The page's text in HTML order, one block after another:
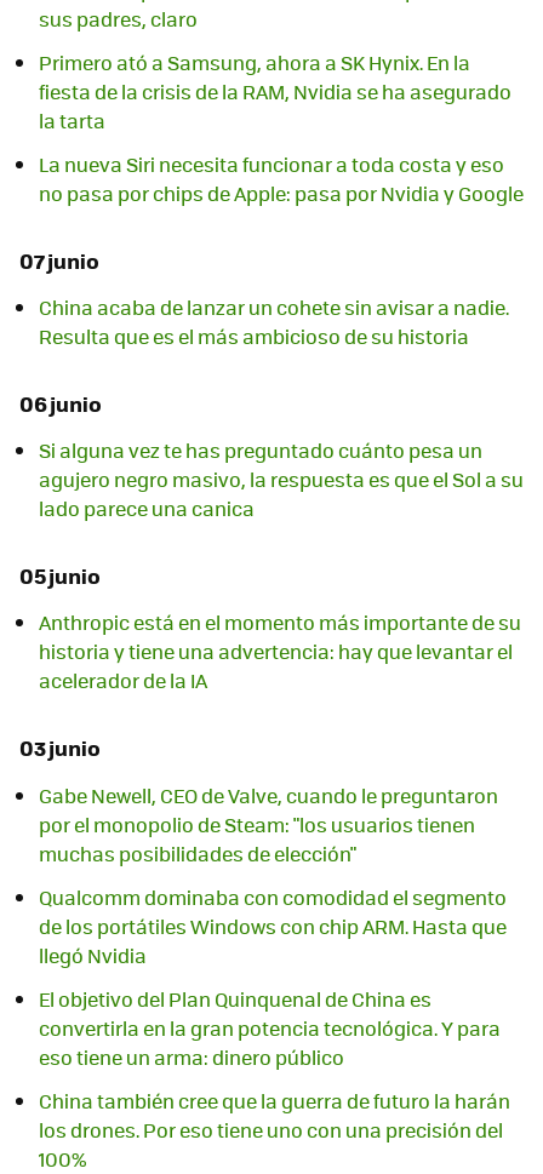
sus padres, claro
Primero ató a Samsung, ahora a SK Hynix. En la
fiesta de la crisis de la RAM, Nvidia se ha asegurado
la tarta
La nueva Siri necesita funcionar a toda costa y eso
no pasa por chips de Apple: pasa por Nvidia y Google
07 junio
China acaba de lanzar un cohete sin avisar a nadie.
Resulta que es el más ambicioso de su historia
06 junio
Si alguna vez te has preguntado cuánto pesa un
agujero negro masivo, la respuesta es que el Sol a su
lado parece una canica
05 junio
Anthropic está en el momento más importante de su
historia y tiene una advertencia: hay que levantar el
acelerador de la IA
03 junio
Gabe Newell, CEO de Valve, cuando le preguntaron
por el monopolio de Steam: "los usuarios tienen
muchas posibilidades de elección"
Qualcomm dominaba con comodidad el segmento
de los portátiles Windows con chip ARM. Hasta que
llegó Nvidia
El objetivo del Plan Quinquenal de China es
convertirla en la gran potencia tecnológica. Y para
eso tiene un arma: dinero público
China también cree que la guerra de futuro la harán
los drones. Por eso tiene uno con una precisión del
100%